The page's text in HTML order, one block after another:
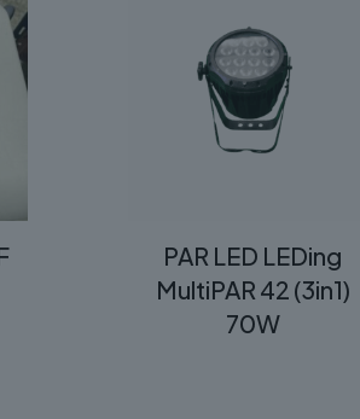
PAR LED LEDing
MultiPAR 42 (3in1)
70W